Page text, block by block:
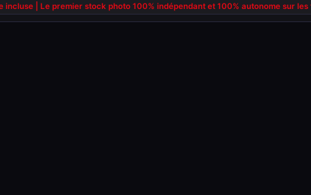
| Le premier stock photo 100% indépendant et 100% autonome sur